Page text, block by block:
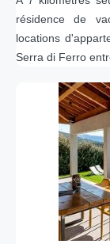
résidence de
locations
Serra di Ferro